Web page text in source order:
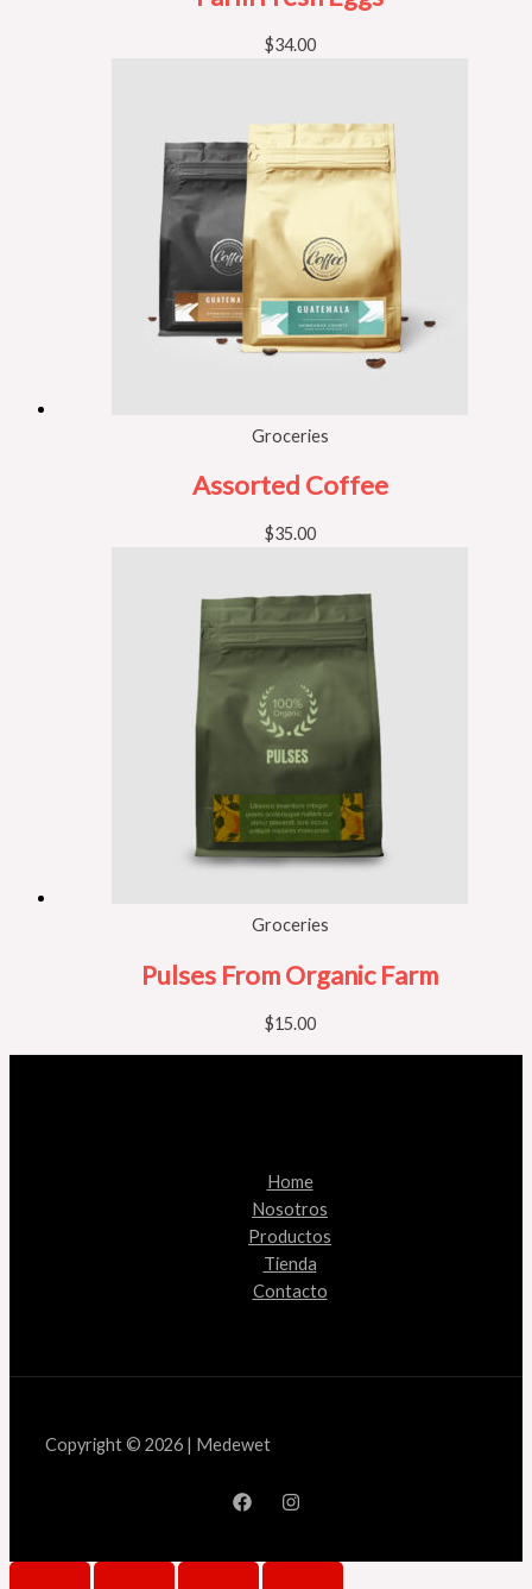
$34.00
Groceries
Assorted Coffee
$35.00
Groceries
Pulses From Organic Farm
$15.00
Home
Nosotros
Productos
Tienda
Contacto
Copyright © 2026 | Medewet